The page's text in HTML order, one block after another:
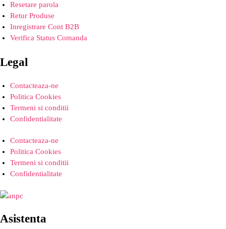
Resetare parola
Retur Produse
Inregistrare Cont B2B
Verifica Status Comanda
Legal
Contacteaza-ne
Politica Cookies
Termeni si conditii
Confidentialitate
Contacteaza-ne
Politica Cookies
Termeni si conditii
Confidentialitate
Asistenta